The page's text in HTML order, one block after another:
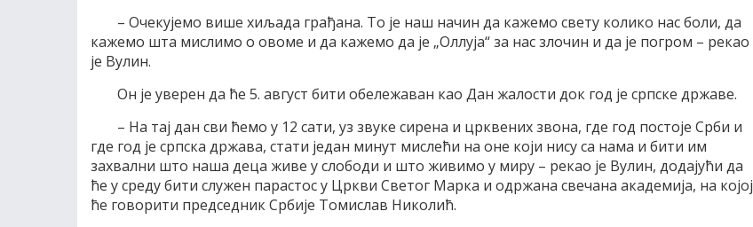
– Очекујемо више хиљада грађана. То је наш начин да кажемо свету колико нас боли, да
кажемо шта мислимо о овоме и да кажемо да је „Оллуја“ за нас злочин и да је погром – рекао
је Вулин.
Он је уверен да ће 5. август бити обележаван као Дан жалости док год је српске државе.
– На тај дан сви ћемо у 12 сати, уз звуке сирена и црквених звона, где год постоје Срби и
где год је српска држава, стати један минут мислећи на оне који нису са нама и бити им
захвални што наша деца живе у слободи и што живимо у миру – рекао је Вулин, додајући да
ће у среду бити служен парастос у Цркви Светог Марка и одржана свечана академија, на којој
ће говорити председник Србије Томислав Николић.